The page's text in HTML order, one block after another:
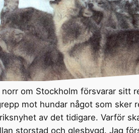
norr om Stockholm försvarar
mot hundar något som
av det tidigare. Varför
storstad och glesbygd. Jag